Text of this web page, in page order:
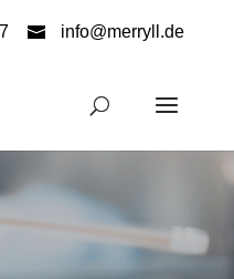
info@merryll.de